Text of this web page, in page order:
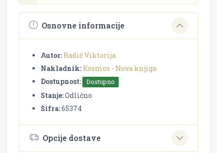
Osnovne informacije
Autor: Radič Viktorija
Nakladnik: Kosmos - Nova knjiga
Dostupnost:
Dostupno
Stanje:Odlično
Šifra:65374
Opcije dostave